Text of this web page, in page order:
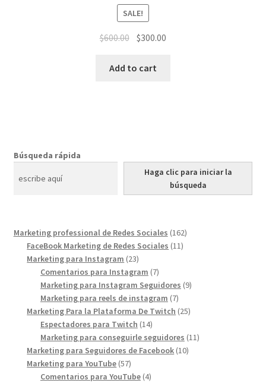
SALE!
$600.00 $300.00
Add to cart
Búsqueda rápida
Haga clic para iniciar la
búsqueda
Marketing professional de Redes Sociales 162162
FaceBook Marketing de Redes Sociales 1111
Marketing para Instagram 2323
products
Comentarios para Instagram 77
products
Marketing para Instagram Seguidores 99
Marketing para reels de instagram 77
products
Marketing Para la Plataforma De Twitch 2525
Espectadores para Twitch 1414
products
Marketing para conseguirle seguidores 1111
Marketing para Seguidores de Facebook 1010
Marketing para YouTube 5757
products
Comentarios para YouTube 44